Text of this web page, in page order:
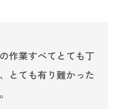
作業すべてとても丁
とても有り難かった